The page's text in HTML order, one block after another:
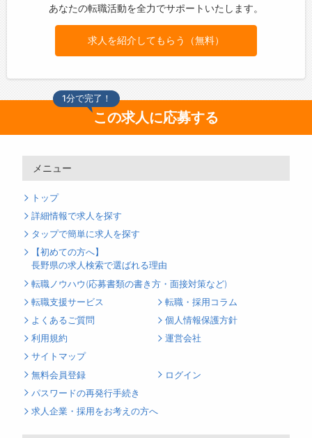
あなたの転職活動を全力でサポートいたします。
求人を紹介してもらう（無料）
1分で完了！
この求人に応募する
メニュー
トップ
詳細情報で求人を探す
タップで簡単に求人を探す
【初めての方へ】
長野県の求人検索で選ばれる理由
転職ノウハウ(応募書類の書き方・面接対策など)
転職支援サービス
転職・採用コラム
よくあるご質問
個人情報保護方針
利用規約
運営会社
サイトマップ
無料会員登録
ログイン
パスワードの再発行手続き
求人企業・採用をお考えの方へ